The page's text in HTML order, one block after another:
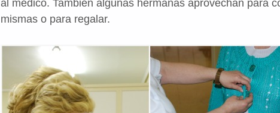
al médico. También algunas hermanas aprovechan para
mismas o para regalar.